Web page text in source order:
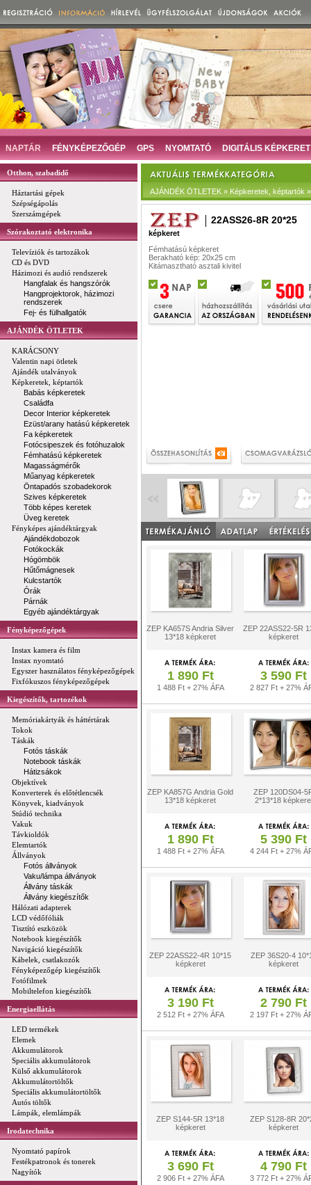
NAPTÁR FÉNYKÉPEZŐGÉP GPS NYOMTATÓ DIGITÁLIS KÉPKERET
Otthon, szabadidő
Háztartási gépek
Szépségápolás
Szerszámgépek
Szórakoztató elektronika
Televíziók és tartozákok
CD és DVD
Házimozi és audió rendszerek
Hangfalak és hangszórók
Hangprojektorok, házimozi
rendszerek
Fej- és fülhallgatók
AJÁNDÉK ÖTLETEK
KARÁCSONY
Valentin napi ötletek
Ajándék utalványok
Képkeretek, képtartók
Babás képkeretek
Családfa
Decor Interior képkeretek
Ezüst/arany hatású képkeretek
Fa képkeretek
Fotócsipeszek és fotóhuzalok
Fémhatású képkeretek
Magasságmérők
Műanyag képkeretek
Öntapadós szobadekorok
Szives képkeretek
Több képes keretek
Üveg keretek
Fényképes ajándéktárgyak
Ajándékdobozok
Fotókockák
Hógömbök
Hűtőmágnesek
Kulcstartók
Órák
Párnák
Egyéb ajándéktárgyak
Fényképezőgépek
Instax kamera és film
Instax nyomtató
Egyszer használatos fényképezőgépek
Fixfókuszos fényképezőgépek
Kiegészítők, tartozékok
Memóriakártyák és háttértárak
Tokok
Táskák
Fotós táskák
Notebook táskák
Hátizsákok
Objektívek
Konverterek és előtétlencsék
Könyvek, kiadványok
Stúdió technika
Vakuk
Távkioldók
Elemtartók
Állványok
Fotós állványok
Vaku/lámpa állványok
Állvány táskák
Állvány kiegészítők
Hálózati adapterek
LCD védőfóliák
Tisztító eszközök
Notebook kiegészítők
Navigáció kiegészítők
Kábelek, csatlakozók
Fényképezőgép kiegészítők
Fotófilmek
Mobiltelefon kiegészítők
Energiaellátás
LED termékek
Elemek
Akkumulátorok
Speciális akkumulátorok
Külső akkumulátorok
Akkumulátortöltők
Speciális akkumulátortöltők
Autós töltők
Lámpák, elemlámpák
Irodatechnika
Nyomtató papírok
Festékpatronok és tonerek
Nagyítók
AJÁNDÉK ÖTLETEK » Képkeretek, képtartók
22ASS26-8R 20*25
képkeret
Fémhatású képkeret
Berakható kép: 20x25 cm
Kitámasztható asztali kivitel
ZEP KA657S Andria Silver
13*18 képkeret
ZEP 22ASS22-5R
képkeret
1 890 Ft
1 488 Ft + 27% ÁFA
3 590 Ft
2 827 Ft + 27%
ZEP KA857G Andria Gold
13*18 képkeret
ZEP 120DS04-
2*13*18
1 890 Ft
1 488 Ft + 27% ÁFA
5 390 Ft
4 244 Ft + 27%
ZEP 22ASS22-4R 10*15
képkeret
ZEP 36S20-4
képkeret
3 190 Ft
2 512 Ft + 27% ÁFA
2 790 Ft
2 197 Ft + 27%
ZEP S144-5R 13*18
képkeret
ZEP S128-8R
képkeret
3 690 Ft
2 906 Ft + 27% ÁFA
4 790 Ft
3 772 Ft + 27%